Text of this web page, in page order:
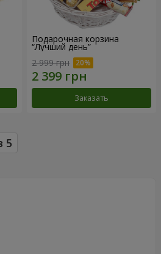
Подарочная корзина
“Лучший день”
2 999 грн
Заказать
5